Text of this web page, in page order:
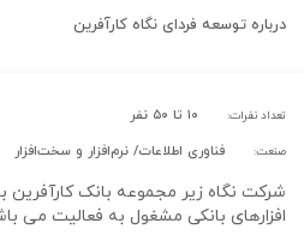
درباره توسعه فردای نگاه کارآفرین
تعداد نفرات: ۱۰ تا ۵۰ نفر
صنعت: فناوری اطلاعات/ نرم‌افزار و سخت‌افزار
شرکت نگاه زیر مجموعه بانک
افزارهای بانکی مشغول به فعالیت می